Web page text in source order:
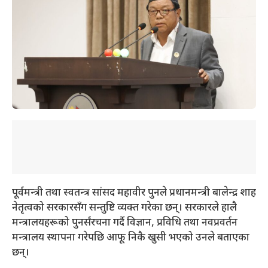
पूर्वमन्त्री तथा स्वतन्त्र सांसद महावीर पुनले प्रधानमन्त्री बालेन्द्र शाह
नेतृत्वको सरकारसँग सन्तुष्टि व्यक्त गरेका छन्। सरकारले हालै
मन्त्रालयहरूको पुनर्संरचना गर्दै विज्ञान, प्रविधि तथा नवप्रवर्तन
मन्त्रालय स्थापना गरेपछि आफू निकै खुसी भएको उनले बताएका
छन्।